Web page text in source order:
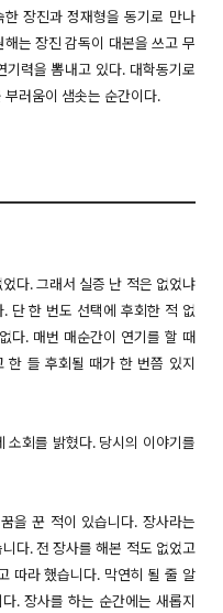
장진과 정재형을 동기로 만나
는 장진 감독이 대본을 쓰고 무
기력을 뽐내고 있다. 대학동기로
러움이 샘솟는 순간이다.
다. 그래서 실증 난 적은 없었냐
단 한 번도 선택에 후회한 적 없
다. 매번 매순간이 연기를 할 때
한 들 후회될 때가 한 번쯤 있지
소회를 밝혔다. 당시의 이야기를
을 꾼 적이 있습니다. 장사라는
다. 전 장사를 해본 적도 없었고
따라 했습니다. 막연히 될 줄 알
. 장사를 하는 순간에는 새롭지